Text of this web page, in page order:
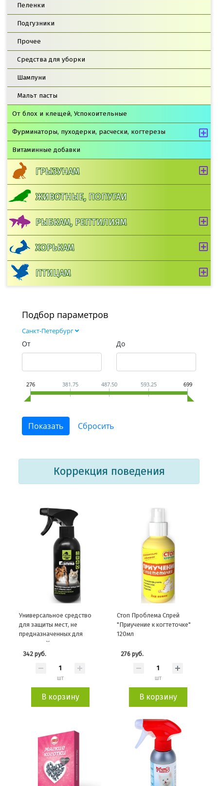
Пеленки
Подгузники
Прочее
Средства для уборки
Шампуни
Мальт пасты
От блох и клещей, Успокоительные
Фурминаторы, пуходерки, расчески, когтерезы
Витаминные добавки
ГРЫЗУНАМ
ЖИВОТНЫЕ, ПОПУГАИ
РЫБКАМ, РЕПТИЛИЯМ
ХОРЬКАМ
ПТИЦАМ
Подбор параметров
Санкт-Петербург
От До
276 381.75 487.50 593.25 699
Коррекция поведения
Универсальное средство
для защиты мест, не
предназначенных для
туалета «Хорошие манеры»,
250мл
342 руб.
шт
В корзину
Стоп Проблема Спрей
"Приучение к когтеточке"
120мл
276 руб.
шт
В корзину